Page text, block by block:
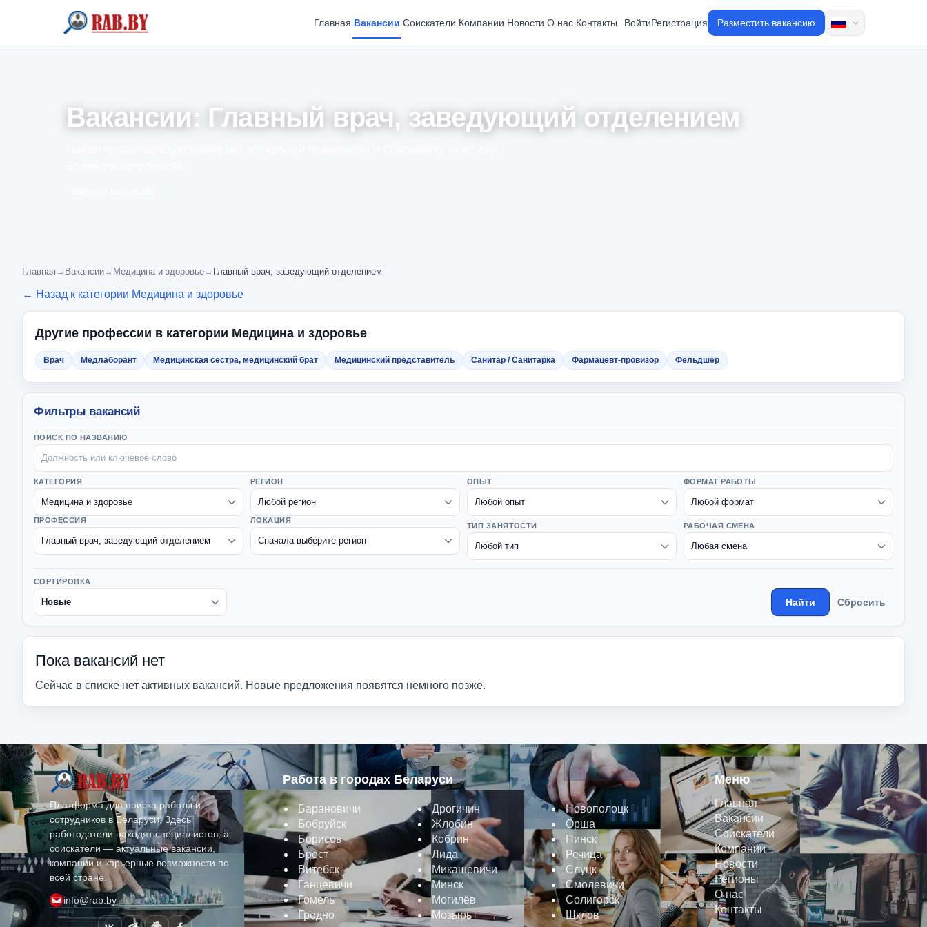
Главная Вакансии Соискатели Компании Новости О нас Контакты ВойтиРегистрация Разместить вакансию
Вакансии: Главный врач, заведующий отделением
Главная → Вакансии→ Медицина и здоровье→ Главный врач, заведующий отделением
← Назад к категории Медицина и здоровье
Другие профессии в категории Медицина и здоровье
Врач Медлаборант Медицинская сестра, медицинский брат Медицинский представитель Санитар / Санитарка Фармацевт-провизор Фельдшер
Фильтры вакансий
ПОИСК ПО НАЗВАНИЮ
КАТЕГОРИЯ
ПРОФЕССИЯ
РЕГИОН
ЛОКАЦИЯ
ОПЫТ ФОРМАТ РАБОТЫ
ТИП ЗАНЯТОСТИ РАБОЧАЯ СМЕНА
СОРТИРОВКА
Найти Сбросить
Пока вакансий нет
Сейчас в списке нет активных вакансий. Новые предложения появятся немного позже.
Платформа для поиска работы и
сотрудников в Беларуси. Здесь
работодатели находят специалистов, а
соискатели — актуальные вакансии,
компании и карьерные возможности по
всей стране.
info@rab.by
Работа в городах Беларуси
Барановичи
Бобруйск
Борисов
Брест
Витебск
Ганцевичи
Гомель
Гродно
Дрогичин
Жлобин
Кобрин
Лида
Микашевичи
Минск
Могилёв
Мозырь
Новополоцк
Орша
Пинск
Речица
Слуцк
Смолевичи
Солигорск
Шклов
Меню
Главная
Вакансии
Соискатели
Компании
Новости
Регионы
О нас
Контакты